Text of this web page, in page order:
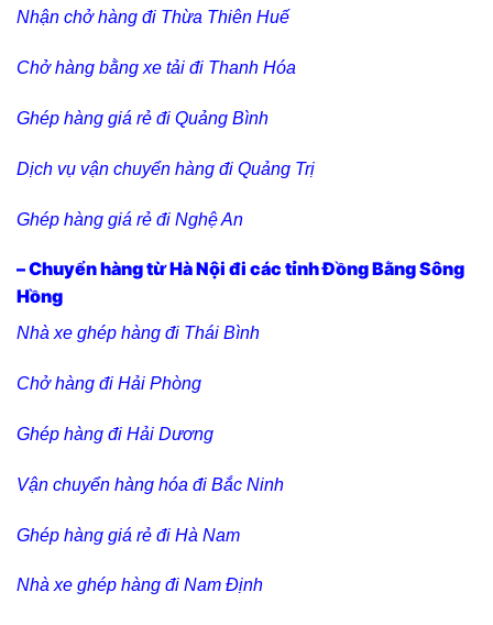
Nhận chở hàng đi Thừa Thiên Huế
Chở hàng bằng xe tải đi Thanh Hóa
Ghép hàng giá rẻ đi Quảng Bình
Dịch vụ vận chuyển hàng đi Quảng Trị
Ghép hàng giá rẻ đi Nghệ An
– Chuyển hàng từ Hà Nội đi các tỉnh Đồng Bằng Sông
Hồng
Nhà xe ghép hàng đi Thái Bình
Chở hàng đi Hải Phòng
Ghép hàng đi Hải Dương
Vận chuyển hàng hóa đi Bắc Ninh
Ghép hàng giá rẻ đi Hà Nam
Nhà xe ghép hàng đi Nam Định